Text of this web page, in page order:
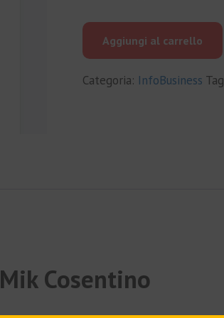
era:
è:
Aggiungi al carrello
Categoria: InfoBusiness
Cosentino